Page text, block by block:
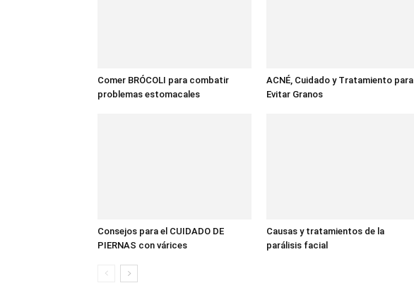
Comer BRÓCOLI para combatir
problemas estomacales
ACNÉ, Cuidado y Tratamiento para
Evitar Granos
Consejos para el CUIDADO DE
PIERNAS con várices
Causas y tratamientos de la
parálisis facial